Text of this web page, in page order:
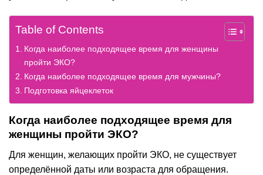
Table of Contents
Когда наиболее подходящее время для женщины
пройти ЭКО?
Когда наиболее подходящее время для мужчины?
Подготовка яйцеклеток
Когда наиболее подходящее время для
женщины пройти ЭКО?
Для женщин, желающих пройти ЭКО, не существует
определённой даты или возраста для обращения.